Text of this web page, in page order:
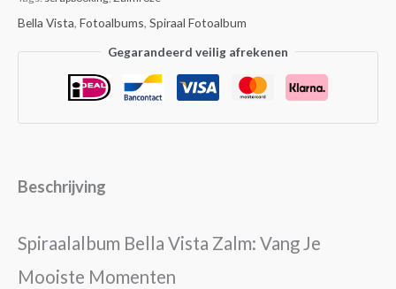
Bella Vista, Fotoalbums, Spiraal Fotoalbum
Gegarandeerd veilig afrekenen
Beschrijving
Spiraalalbum Bella Vista Zalm: Vang Je
Mooiste Momenten